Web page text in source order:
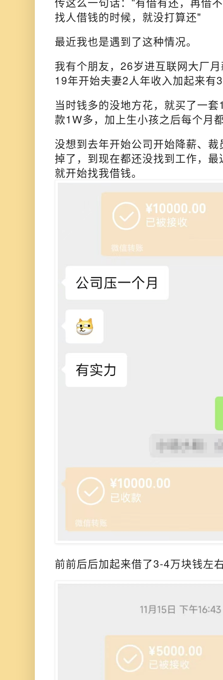
找人借钱的时候，就没打算还"
最近我也是遇到了这种情况。
我有个朋友，26岁进互联网大厂
19年开始夫妻2人年收入加起来有
当时钱多的没地方花，就买了一
款1W多，加上生小孩之后每个月
没想到去年开始公司开始降薪、
掉了，到现在都还没找到工作，
就开始找我借钱。
前前后后加起来借了3-4万块钱左